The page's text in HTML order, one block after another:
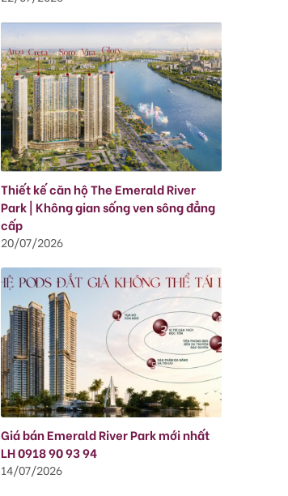
Thiết kế căn hộ The Emerald River
Park | Không gian sống ven sông đẳng
cấp
20/07/2026
Giá bán Emerald River Park mới nhất
LH 0918 90 93 94
14/07/2026